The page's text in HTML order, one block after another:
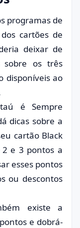
programas de
cartões de
deixar de
sobre os três
disponíveis ao
é Sempre
dicas sobre a
cartão Black
e 3 pontos a
esses pontos
ou descontos
existe a
e dobrá-